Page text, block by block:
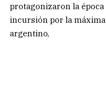
protagonizaron la
incursión por la
argentino,